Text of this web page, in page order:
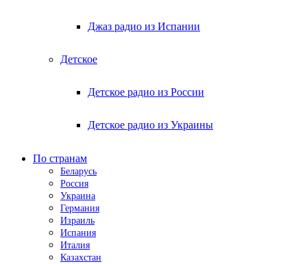
Джаз радио из Испании
Детское
Детское радио из России
Детское радио из Украины
По странам
Беларусь
Россия
Украина
Германия
Израиль
Испания
Италия
Казахстан